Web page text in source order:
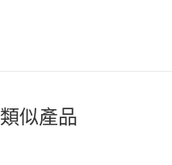
似產品